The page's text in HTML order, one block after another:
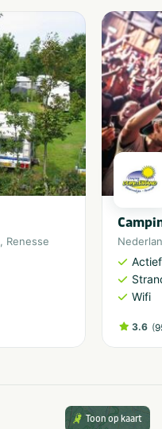
, Renesse
Wifi
3.6 (
Toon op kaart